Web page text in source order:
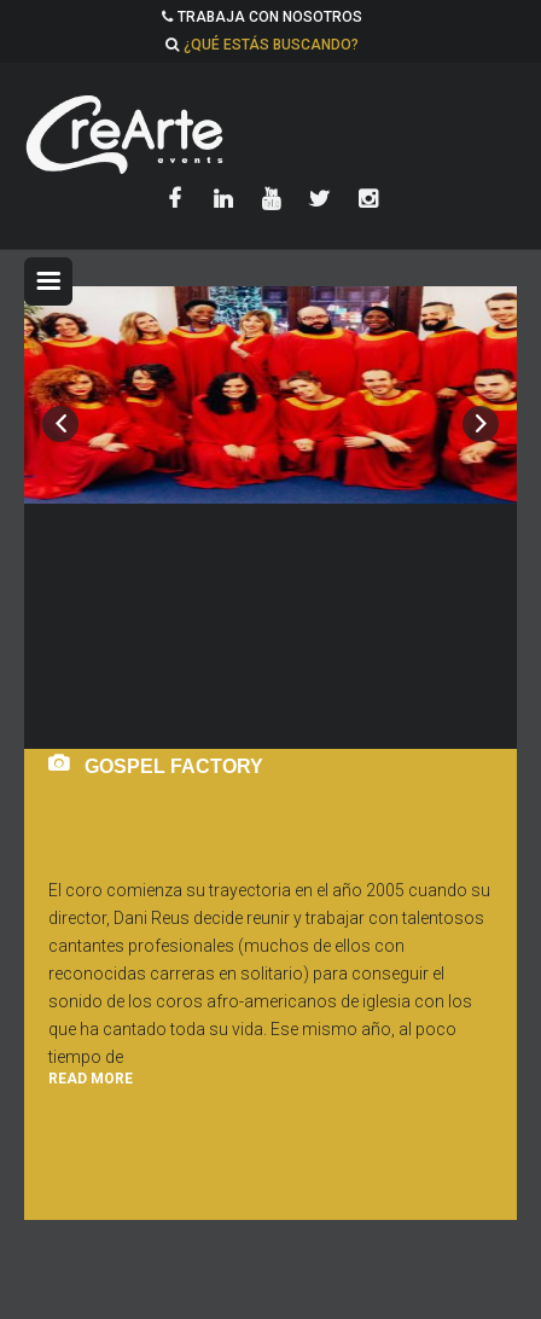
TRABAJA CON NOSOTROS
¿QUÉ ESTÁS BUSCANDO?
GOSPEL FACTORY
El coro comienza su trayectoria en el año 2005 cuando su
director, Dani Reus decide reunir y trabajar con talentosos
cantantes profesionales (muchos de ellos con
reconocidas carreras en solitario) para conseguir el
sonido de los coros afro-americanos de iglesia con los
que ha cantado toda su vida. Ese mismo año, al poco
tiempo de
READ MORE